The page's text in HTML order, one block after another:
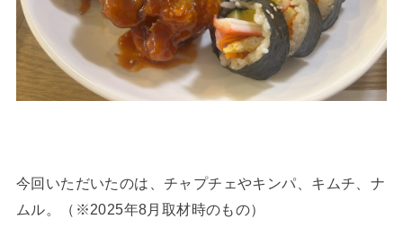
今回いただいたのは、チャプチェやキンパ、キムチ、ナ
ムル。（※2025年8月取材時のもの）